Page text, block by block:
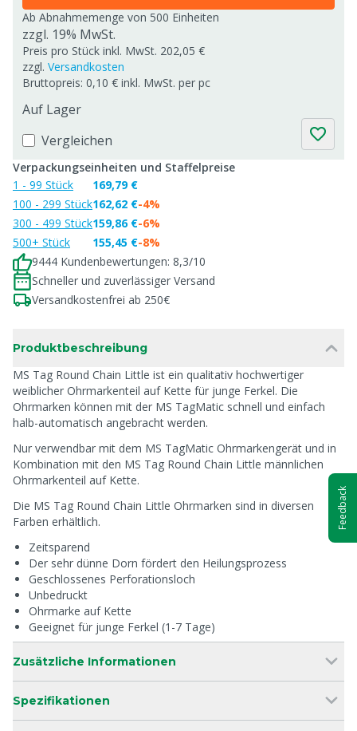
Ab Abnahmemenge von 500 Einheiten
zzgl. 19% MwSt.
Preis pro Stück inkl. MwSt. 202,05 €
zzgl. Versandkosten
Bruttopreis: 0,10 € inkl. MwSt. per pc
Auf Lager
Vergleichen
Verpackungseinheiten und Staffelpreise
1 - 99 Stück
100 - 299 Stück
300 - 499 Stück
500+ Stück
169,79 €
162,62 €
159,86 €
155,45 €
-4%
-6%
-8%
9444 Kundenbewertungen: 8,3/10
Schneller und zuverlässiger Versand
Versandkostenfrei ab 250€
Produktbeschreibung
MS Tag Round Chain Little ist ein qualitativ hochwertiger
weiblicher Ohrmarkenteil auf Kette für junge Ferkel. Die
Ohrmarken können mit der MS TagMatic schnell und einfach
halb-automatisch angebracht werden.
Nur verwendbar mit dem MS TagMatic Ohrmarkengerät und in
Kombination mit den MS Tag Round Chain Little männlichen
Ohrmarkenteil auf Kette.
Die MS Tag Round Chain Little Ohrmarken sind in diversen
Farben erhältlich.
Zeitsparend
Der sehr dünne Dorn fördert den Heilungsprozess
Geschlossenes Perforationsloch
Unbedruckt
Ohrmarke auf Kette
Geeignet für junge Ferkel (1-7 Tage)
Zusätzliche Informationen
Spezifikationen
Feedback